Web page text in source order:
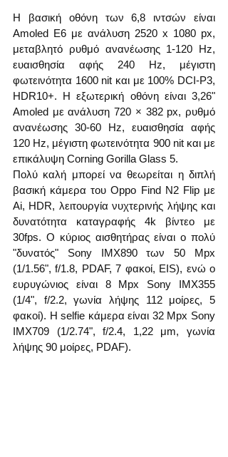
Η βασική οθόνη των 6,8 ιντσών είναι
Amoled E6 με ανάλυση 2520 x 1080 px,
μεταβλητό ρυθμό ανανέωσης 1-120 Hz,
ευαισθησία αφής 240 Hz, μέγιστη
φωτεινότητα 1600 nit και με 100% DCI-P3,
HDR10+. Η εξωτερική οθόνη είναι 3,26"
Amoled με ανάλυση 720 × 382 px, ρυθμό
ανανέωσης 30-60 Hz, ευαισθησία αφής
120 Hz, μέγιστη φωτεινότητα 900 nit και με
επικάλυψη Corning Gorilla Glass 5.
Πολύ καλή μπορεί να θεωρείται η διπλή
βασική κάμερα του Oppo Find N2 Flip με
Ai, HDR, λειτουργία νυχτερινής λήψης και
δυνατότητα καταγραφής 4k βίντεο με
30fps. Ο κύριος αισθητήρας είναι ο πολύ
"δυνατός" Sony IMX890 των 50 Mpx
(1/1.56", f/1.8, PDAF, 7 φακοί, EIS), ενώ ο
ευρυγώνιος είναι 8 Mpx Sony IMX355
(1/4", f/2.2, γωνία λήψης 112 μοίρες, 5
φακοί). Η selfie κάμερα είναι 32 Mpx Sony
IMX709 (1/2.74", f/2.4, 1,22 μm, γωνία
λήψης 90 μοίρες, PDAF).